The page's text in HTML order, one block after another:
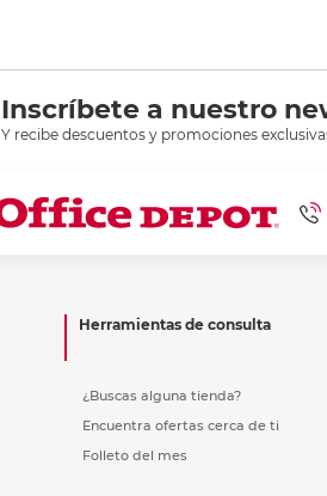
Inscríbete a nuestro
Y recibe descuentos y promociones
Herramientas de consulta
¿Buscas alguna tienda?
Encuentra ofertas cerca de ti
Folleto del mes